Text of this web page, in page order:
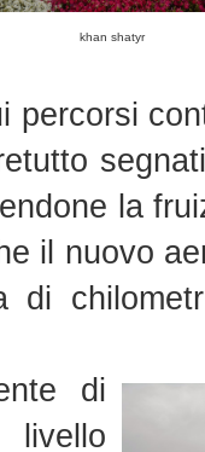
khan shatyr
percorsi
la
il nuovo
di
di